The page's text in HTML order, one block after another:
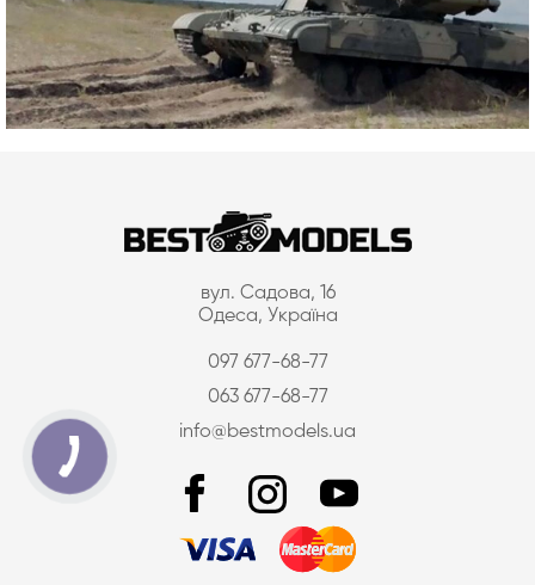
вул. Садова, 16
Одеса, Україна
097 677-68-77
063 677-68-77
info@bestmodels.ua